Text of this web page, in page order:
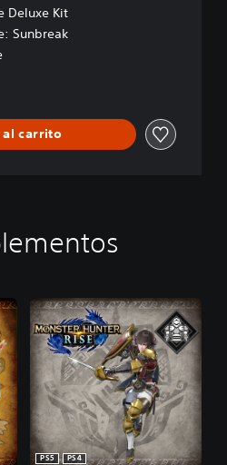
Deluxe Kit
Sunbreak
carrito
PS5
PS4